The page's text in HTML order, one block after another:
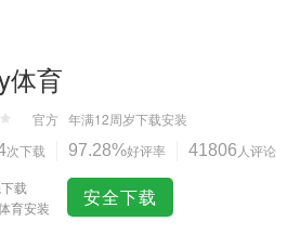
体育
官方 年满12周岁下载安装
次下载 97.28%好评率 41806 人评论
载
育安装
安全下载